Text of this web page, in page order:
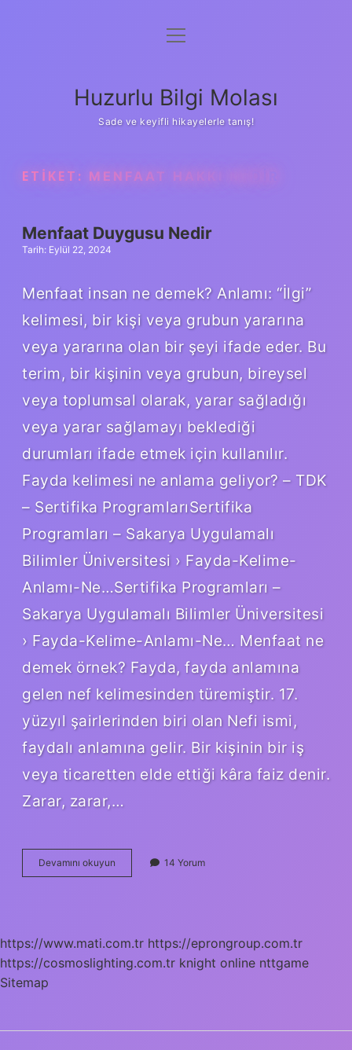
Anasayfa
Yasal Uyarı
menüyü
Huzurlu Bilgi Molası
Sade ve keyifli hikayelerle tanış!
ETIKET: MENFAAT HAKKI NEDIR
Menfaat Duygusu Nedir
Tarih: Eylül 22, 2024
Menfaat insan ne demek? Anlamı: “İlgi”
kelimesi, bir kişi veya grubun yararına
veya yararına olan bir şeyi ifade eder. Bu
terim, bir kişinin veya grubun, bireysel
veya toplumsal olarak, yarar sağladığı
veya yarar sağlamayı beklediği
durumları ifade etmek için kullanılır.
Fayda kelimesi ne anlama geliyor? – TDK
– Sertifika ProgramlarıSertifika
Programları – Sakarya Uygulamalı
Bilimler Üniversitesi › Fayda-Kelime-
Anlamı-Ne…Sertifika Programları –
Sakarya Uygulamalı Bilimler Üniversitesi
› Fayda-Kelime-Anlamı-Ne… Menfaat ne
demek örnek? Fayda, fayda anlamına
gelen nef kelimesinden türemiştir. 17.
yüzyıl şairlerinden biri olan Nefi ismi,
faydalı anlamına gelir. Bir kişinin bir iş
veya ticaretten elde ettiği kâra faiz denir.
Zarar, zarar,…
Devamını okuyun Menfaat
Duygusu
14 Yorum
https://www.mati.com.tr https://eprongroup.com.tr
https://cosmoslighting.com.tr knight online nttgame
Sitemap